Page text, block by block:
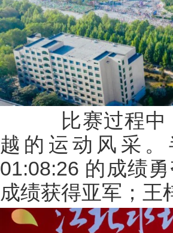
比赛过程中，
越的运动风采
01:08:26 的成绩
成绩获得亚军；王